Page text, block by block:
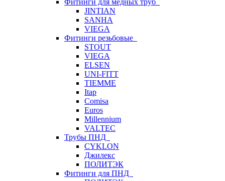
Фитинги для медных труб
JINTIAN
SANHA
VIEGA
Фитинги резьбовые
STOUT
VIEGA
ELSEN
UNI-FITT
TIEMME
Itap
Comisa
Euros
Millennium
VALTEC
Трубы ПНД
CYKLON
Джилекс
ПОЛИТЭК
Фитинги для ПНД